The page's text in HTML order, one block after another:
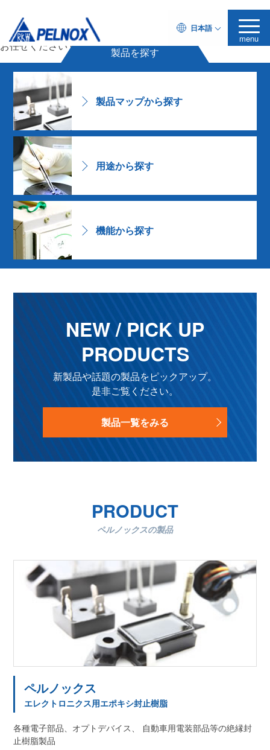
日本語
menu
樹脂配合は
ペルノックス に
お任せくださいChallenging Formulator
製品を探す
製品マップから探す
用途から探す
機能から探す
NEW / PICK UP
PRODUCTS
新製品や話題の製品をピックアップ。
是非ご覧ください。
製品一覧をみる
PRODUCT
ペルノックスの製品
ペルノックス
エレクトロニクス用エポキシ封止樹脂
各種電子部品、オプトデバイス、 自動車用電装部品等の絶縁封
止樹脂製品